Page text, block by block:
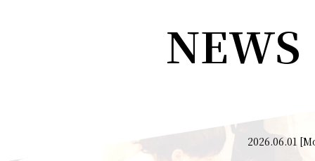
NEWS
2026.06.01